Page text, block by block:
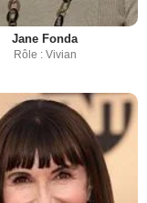
Jane Fonda
Rôle : Vivian